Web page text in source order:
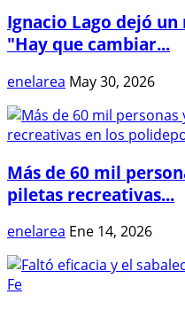
Ignacio Lago dejó
"Hay que cambiar...
enelarea May 30, 2026
Más de 60 mil
piletas recreativas...
enelarea Ene 14, 2026